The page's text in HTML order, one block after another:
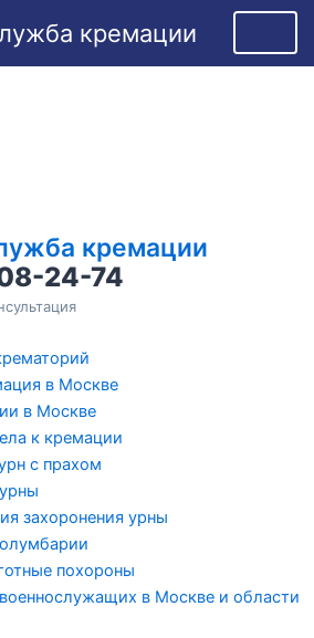
кремации
кремации
24-74
в Москве
в Москве
к кремации
с прахом
захоронения урны
похороны
в Москве и области